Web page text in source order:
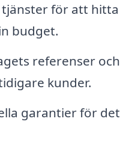
tjänster för att hitta
budget.
referenser och
kunder.
garantier för det